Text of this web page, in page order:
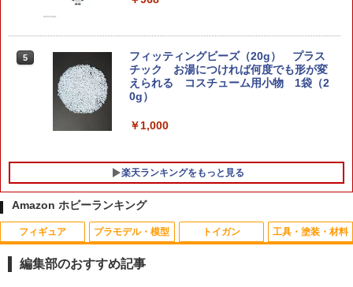
5
フィッティングビーズ（20g） プラス
チック お湯につければ何度でも形が変
えられる コスチューム用小物 1袋（2
0g）
￥1,000
楽天ランキングをもっと見る
1
MegaHouse メガハウス/P.O.P ワンピー
スLIMITED EDITION ナミ Ver.BB_Pink
1/8スケールフィギュア/ONEPIECE/Sラ
1
COWCOW TECHNOLOGY ノッカーロ
ックスプリング Hi-CAPA/1911◆ハイキ
ャパ5.1/4.3/MEU/1911適合 紛失対策 予
1
ボディ高調整用5mmOリング(10個) [OP-
1384](JAN：4950344543847)
Amazon ホビーランキング
フィギュア プラモデル・模型 トイガン 工具・塗装・材料
編集部のおすすめ記事